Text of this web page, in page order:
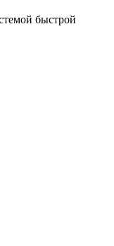
быстрой